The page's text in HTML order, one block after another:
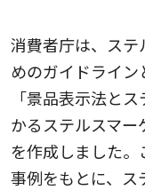
消費者庁は、ステ
めのガイドライン
「景品表示法と
かるステルスマー
を作成しました
事例をもとに、ス